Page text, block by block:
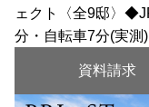
ェクト〈全9邸〉
分・自転車7分(実
資料請求